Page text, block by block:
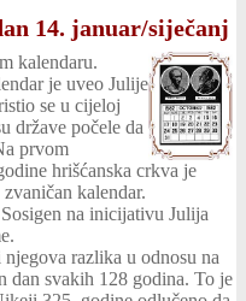
14. januar/siječanj
kalendaru.
je uveo Julije
se u cijeloj
države počele da
prvom
hrišćanska crkva je
kalendar.
na inicijativu Julija
razlika u odnosu na
dan svakih 128 godina. To je